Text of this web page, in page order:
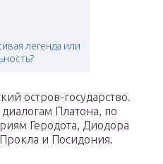
легенда или
остров-государство.
Платона, по
Геродота, Диодора
и Посидония.